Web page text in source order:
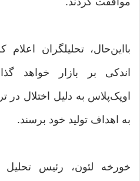
بااین‌حال، تحلیلگران اعلام
اندکی بر بازار خواهد
اوپک‌پلاس به دلیل اختلال در
به اهداف تولید خود برسند.
خورخه لئون، رئیس تحلیل